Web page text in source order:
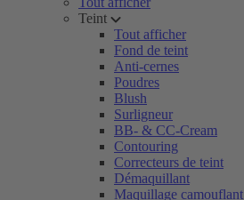
Teint
Tout afficher
Fond de teint
Anti-cernes
Poudres
Blush
Surligneur
BB- & CC-Cream
Contouring
Correcteurs de teint
Démaquillant
Maquillage camouflant